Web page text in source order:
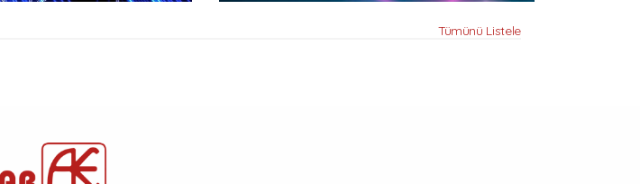
Tümünü Listele